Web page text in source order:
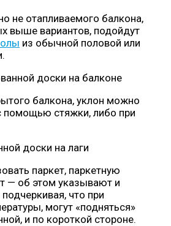
не отапливаемого балкона,
выше вариантов, подойдут
из обычной половой или
балкона, уклон можно
помощью стяжки, либо при
паркет, паркетную
— об этом указывают и
что при
могут «подняться»
и по короткой стороне.